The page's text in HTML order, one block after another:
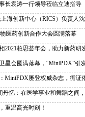
长袁涛一行领导莅临立迪指导
上海创新中心（RICS）负责人
医药创新合作大会圆满落幕
2021柏思荟年会，助力新药研
星会圆满落幕，“MiniPDX”
MiniPDX屡登权威杂志，循证
丹忆：在医学事业和舞蹈之间
重温高光时刻！